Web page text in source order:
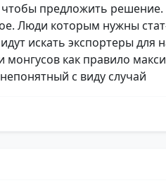
предложить решение.
Люди которым нужны
искать экспортеры для
как правило
с виду случай